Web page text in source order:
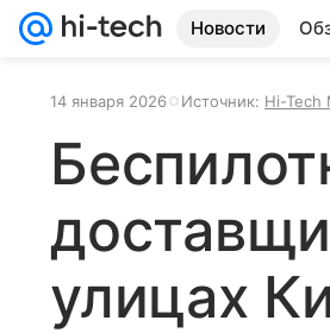
Новости
14 января 2026 Источник: Hi-Tech
улицах